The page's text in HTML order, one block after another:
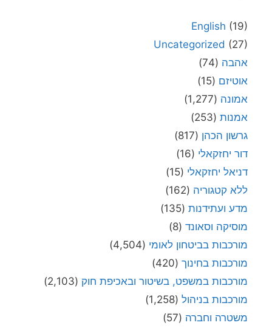
English (19)
Uncategorized (27)
אהבה (74)
אוטיזם (15)
אמונה (1,277)
אמנות (253)
גרשון הכהן (817)
דור יחזקאלי (16)
דניאל יחזקאלי (15)
ללא קטגוריה (162)
מדע ועתידנות (135)
מוסיקה וסאונד (8)
מורכבות בביטחון לאומי (4,504)
מורכבות בחינוך (420)
מורכבות במשפט, בשיטור ובאכיפת חוק (2,103)
מורכבות בניהול (1,258)
משטרה וחברה (57)